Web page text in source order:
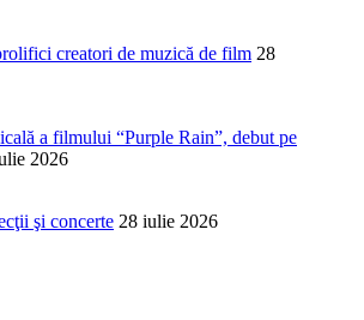
creatori de muzică de film 28
a filmului “Purple Rain”, debut pe
2026
şi concerte 28 iulie 2026